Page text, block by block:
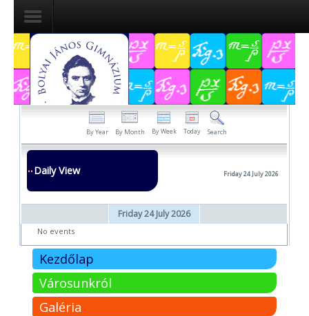
Dokumentumok
Felvételizőknek
Tanárjelölteknek
By Year By Month By Week Today Search
Daily View Friday 24 July 2026
Friday 24 July 2026
No events
Kezdőlap
Városunkról
Galéria